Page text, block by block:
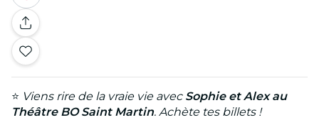
⭐ Viens rire de la vraie vie avec Sophie et Alex au
Théâtre BO Saint Martin. Achète tes billets !